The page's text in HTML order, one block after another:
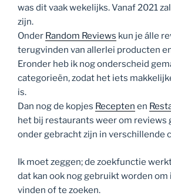
was dit vaak wekelijks. Vanaf 2021
zijn.
Onder Random Reviews kun je álle
terugvinden van allerlei producten
Eronder heb ik nog onderscheid
categorieën, zodat het iets
is.
Dan nog de kopjes Recepten en
het bij restaurants weer om reviews
onder gebracht zijn in verschillende
Ik moet zeggen; de zoekfunctie
dat kan ook nog gebruikt worden
vinden of te zoeken.